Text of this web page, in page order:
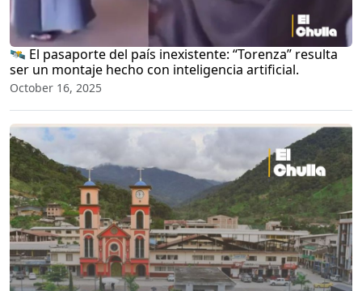
🛰️ El pasaporte del país inexistente: “Torenza” resulta
ser un montaje hecho con inteligencia artificial.
October 16, 2025